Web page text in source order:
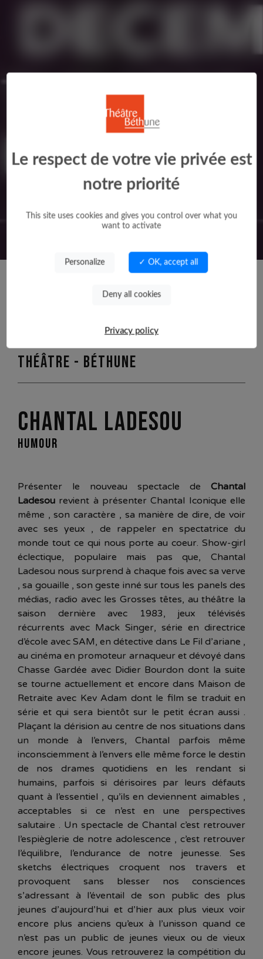
Théâtre - Béthune
CHANTAL LADESOU
HUMOUR
Présenter le nouveau spectacle de Chantal
Ladesou revient à présenter Chantal Iconique elle
même , son caractère , sa manière de dire, de voir
avec ses yeux , de rappeler en spectatrice du
monde tout ce qui nous porte au coeur. Show-girl
éclectique, populaire mais pas que, Chantal
Ladesou nous surprend à chaque fois avec sa verve
, sa gouaille , son geste inné sur tous les panels des
médias, radio avec les Grosses têtes, au théâtre la
saison dernière avec 1983, jeux télévisés
récurrents avec Mack Singer, série en directrice
d’école avec SAM, en détective dans Le Fil d’ariane ,
au cinéma en promoteur arnaqueur et dévoyé dans
Chasse Gardée avec Didier Bourdon dont la suite
se tourne actuellement et encore dans Maison de
Retraite avec Kev Adam dont le film se traduit en
série et qui sera bientôt sur le petit écran aussi .
Plaçant la dérision au centre de nos situations dans
un monde à l’envers, Chantal parfois même
inconsciemment à l’envers elle même force le destin
de nos drames quotidiens en les rendant si
humains, parfois si dérisoires par leurs défauts
quant à l’essentiel , qu’ils en deviennent aimables ,
acceptables si ce n’est en une perspectives
salutaire . Un spectacle de Chantal c’est retrouver
l’espièglerie de notre adolescence , c’est retrouver
l’équilibre, l’endurance de notre jeunesse. Ses
sketchs électriques croquent nos travers et
provoquent sans blesser nos consciences
s’adressant à l’éventail de son public des plus
jeunes d’aujourd’hui et d’hier aux plus vieux voir
encore plus anciens qu’eux à l’unisson quand ce
n’est pas un public de jeunes vieux ou de vieux
encore jeunes. Vous retrouverez la compétition du
Le respect de votre vie privée est
notre priorité
This site uses cookies and gives you control over what you
want to activate
Personalize ✓ OK, accept all
Deny all cookies
Privacy policy